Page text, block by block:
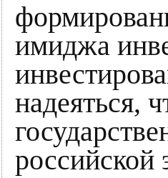
имиджа
надеяться,
российской